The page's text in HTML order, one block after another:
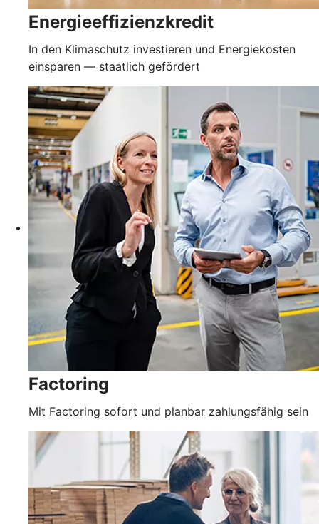
Energieeffizienzkredit
In den Klimaschutz investieren und Energiekosten
einsparen — staatlich gefördert
Factoring
Mit Factoring sofort und planbar zahlungsfähig sein